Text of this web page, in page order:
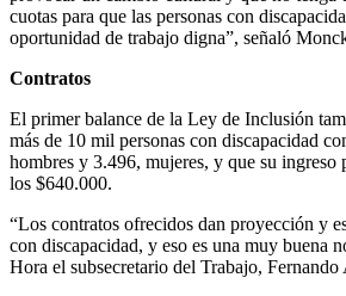
cuotas para que las personas con
oportunidad de trabajo digna”, señaló
Contratos
El primer balance de la Ley de Inclusión
más de 10 mil personas con discapacidad
hombres y 3.496, mujeres, y que su ingreso
los $640.000.
“Los contratos ofrecidos dan proyección y
con discapacidad, y eso es una muy buena
Hora el subsecretario del Trabajo, Fernando